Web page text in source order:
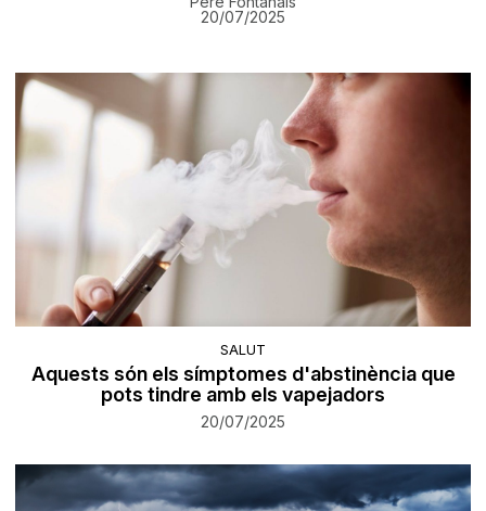
20/07/2025
SALUT
Aquests són els símptomes d'abstinència que
pots tindre amb els vapejadors
20/07/2025